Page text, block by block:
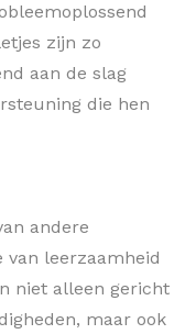
zijn zo
aan de slag
die hen
andere
van leerzaamheid
niet alleen gericht
maar ook